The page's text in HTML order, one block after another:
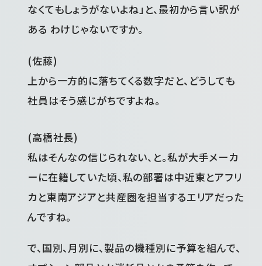
なくてもしょうがないよね」と、最初から言い訳が
ある わけじゃないですか。
(佐藤)
上から一方的に落ちてくる数字だと、どうしても
社員はそう感じがちですよね。
(高橋社長)
私はそんなの信じられない、と。私が大手メーカ
ーに在籍していた頃、私の部署は中近東とアフリ
カと東南アジアと共産圏を担当するエリアだった
んですね。
で、国別、月別に、製品の機種別に予算を組んで、